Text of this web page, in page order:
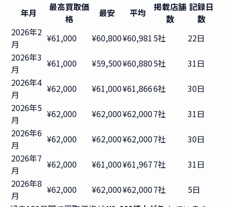
年月
最高買取価
格
最安 平均
掲載店舗
数
記録日
数
2026年2
月
¥61,000 ¥60,800¥60,981 5社
22日
2026年3
月
¥61,000 ¥59,500¥60,8805社
31日
2026年4
月
¥62,000 ¥61,000¥61,8666社
30日
2026年5
月
¥62,000 ¥62,000¥62,0007社
31日
2026年6
月
¥62,000 ¥62,000¥62,0007社
30日
2026年7
月
¥62,000 ¥61,000¥61,9677社
31日
2026年8
月
¥62,000 ¥62,000¥62,0007社
5日